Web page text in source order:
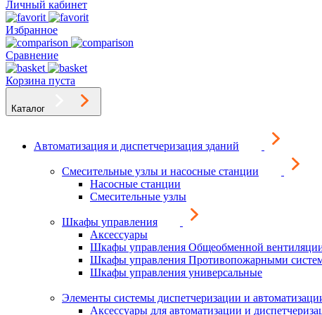
Личный кабинет
Избранное
Сравнение
Корзина пуста
Каталог
Автоматизация и диспетчеризация зданий
Смесительные узлы и насосные станции
Насосные станции
Смесительные узлы
Шкафы управления
Аксессуары
Шкафы управления Общеобменной
Шкафы управления Противопожарными
Шкафы управления универсальные
Элементы системы диспетчеризации и
Аксессуары для автоматизации и